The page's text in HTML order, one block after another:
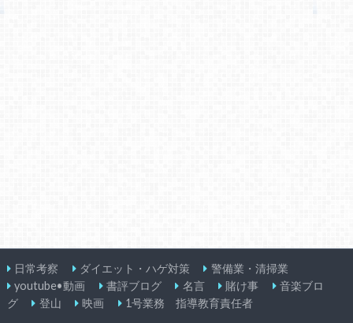
日常考察 ダイエット・ハゲ対策
警備業・清掃業
youtube•動画
書評ブログ 名言 賭け事
音楽ブロ
グ
登山 映画 1号業務 指導教育責任者